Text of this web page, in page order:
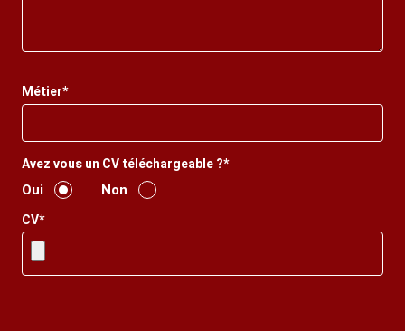
Métier*
Avez vous un CV téléchargeable ?*
Oui Non
CV*